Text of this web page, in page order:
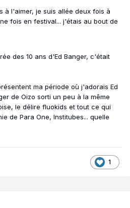
à l'aimer, je suis allée deux fois à
fois en festival... j'étais au bout de
des 10 ans d'Ed Banger, c'était
ma période où j'adorais Ed
de Oizo sorti un peu à la même
le délire fluokids et tout ce qui
de Para One, Institubes... quelle
1